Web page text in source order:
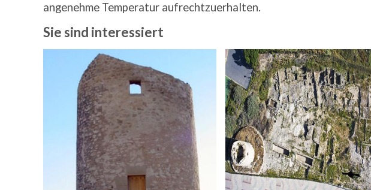
angenehme Temperatur aufrechtzuerhalten.
Sie sind interessiert